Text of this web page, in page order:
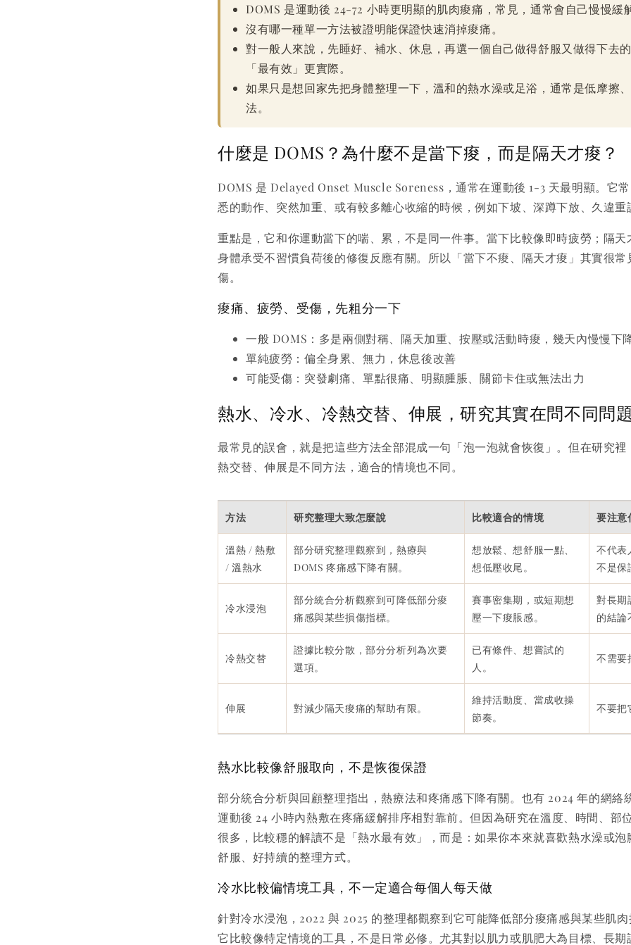
DOMS 是運動後 24-72 小時更明顯的肌肉痠痛，常見，通常會自己慢慢緩
沒有哪一種單一方法被證明能保證快速消掉痠痛。
對一般人來說，先睡好、補水、休息，再選一個自己做得舒服又做得下去
「最有效」更實際。
如果只是想回家先把身體整理一下，溫和的熱水澡或足浴，通常是低摩擦
法。
什麼是 DOMS？為什麼不是當下痠，而是隔天才痠？
DOMS 是 Delayed Onset Muscle Soreness，通常在運動後 1-3 天最明顯。它
悉的動作、突然加重、或有較多離心收縮的時候，例如下坡、深蹲下放、久違重
重點是，它和你運動當下的喘、累，不是同一件事。當下比較像即時疲勞；隔
身體承受不習慣負荷後的修復反應有關。所以「當下不痠、隔天才痠」其實很
傷。
痠痛、疲勞、受傷，先粗分一下
一般 DOMS：多是兩側對稱、隔天加重、按壓或活動時痠，幾天內慢慢下
單純疲勞：偏全身累、無力，休息後改善
可能受傷：突發劇痛、單點很痛、明顯腫脹、關節卡住或無法出力
熱水、冷水、冷熱交替、伸展，研究其實在問不同問
最常見的誤會，就是把這些方法全部混成一句「泡一泡就會恢復」。但在研究
熱交替、伸展是不同方法，適合的情境也不同。
方法 研究整理大致怎麼說 比較適合的情境 要注意
溫熱 / 熱敷
/ 溫熱水
部分研究整理觀察到，熱療與
DOMS 疼痛感下降有關。
想放鬆、想舒服一點、
想低壓收尾。
不代表
不是保
冷水浸泡
部分統合分析觀察到可降低部分痠
痛感與某些損傷指標。
賽事密集期，或短期想
壓一下痠脹感。
對長期
的結論
冷熱交替
證據比較分散，部分分析列為次要
選項。
已有條件、想嘗試的
人。
不需要
伸展 對減少隔天痠痛的幫助有限。
維持活動度、當成收操
節奏。
不要把
熱水比較像舒服取向，不是恢復保證
部分統合分析與回顧整理指出，熱療法和疼痛感下降有關。也有 2024 年的網絡
運動後 24 小時內熱敷在疼痛緩解排序相對靠前。但因為研究在溫度、時間、部
很多，比較穩的解讀不是「熱水最有效」，而是：如果你本來就喜歡熱水澡或
舒服、好持續的整理方式。
冷水比較偏情境工具，不一定適合每個人每天做
針對冷水浸泡，2022 與 2025 的整理都觀察到它可能降低部分痠痛感與某些肌
它比較像特定情境的工具，不是日常必修。尤其對以肌力或肌肥大為目標、長